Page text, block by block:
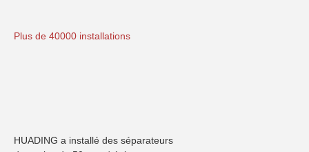
Plus de 40000 installations
HUADING a installé des séparateurs